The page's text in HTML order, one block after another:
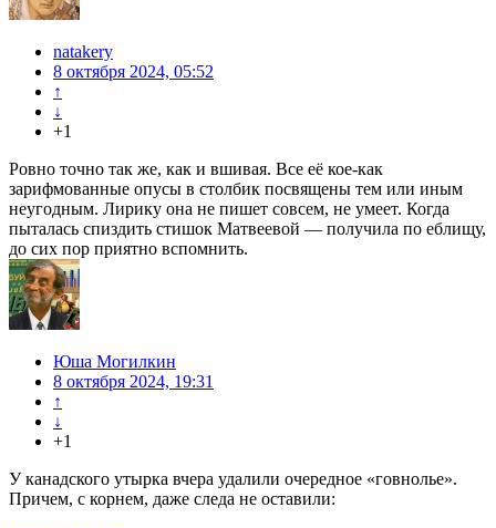
natakery
8 октября 2024, 05:52
↑
↓
+1
Ровно точно так же, как и вшивая. Все её кое-как
зарифмованные опусы в столбик посвящены тем или иным
неугодным. Лирику она не пишет совсем, не умеет. Когда
пыталась спиздить стишок Матвеевой — получила по еблищу,
до сих пор приятно вспомнить.
Юша Могилкин
8 октября 2024, 19:31
↑
↓
+1
У канадского утырка вчера удалили очередное «говнолье».
Причем, с корнем, даже следа не оставили: